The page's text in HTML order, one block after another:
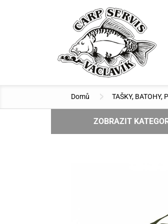
Domů TAŠKY, BATOHY,
ZOBRAZIT